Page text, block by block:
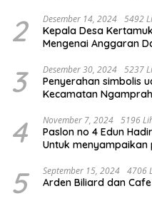
2 Desember 14, 2024 5492
Kepala Desa
Mengenai Anggaran
3 Desember 30, 2024 5237
Penyerahan simbolis
Kecamatan
4 November 7, 2024 5196
Paslon no 4 Edun
Untuk
5 September 15, 2024 4706
Arden Biliard dan